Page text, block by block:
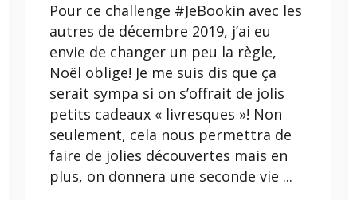
Pour ce challenge #JeBookin avec les
autres de décembre 2019, j’ai eu
envie de changer un peu la règle,
Noël oblige! Je me suis dis que ça
serait sympa si on s’offrait de jolis
petits cadeaux « livresques »! Non
seulement, cela nous permettra de
faire de jolies découvertes mais en
plus, on donnera une seconde vie ...